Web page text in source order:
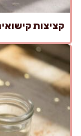
קציצות קישואים ממכרות ב-